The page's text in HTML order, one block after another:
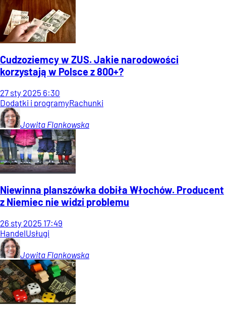
Cudzoziemcy w ZUS. Jakie narodowości
korzystają w Polsce z 800+?
27 sty 2025 6:30
Dodatki i programyRachunki
Jowita Flankowska
Niewinna planszówka dobiła Włochów. Producent
z Niemiec nie widzi problemu
26 sty 2025 17:49
HandelUsługi
Jowita Flankowska